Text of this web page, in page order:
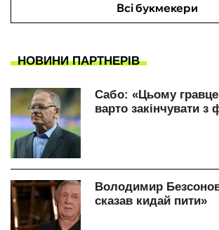
Всі букмекери